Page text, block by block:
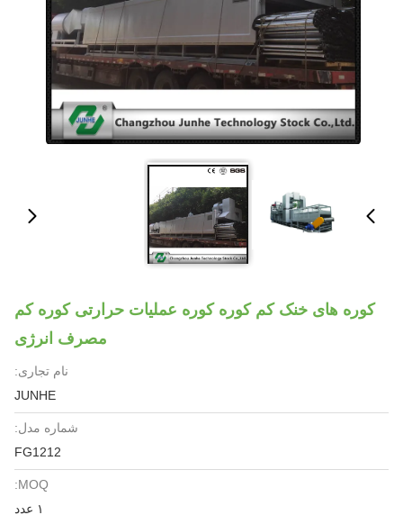
کوره های خنک کم کوره کوره عملیات حرارتی کوره کم
مصرف انرژی
نام تجاری:
JUNHE
شماره مدل:
FG1212
MOQ: